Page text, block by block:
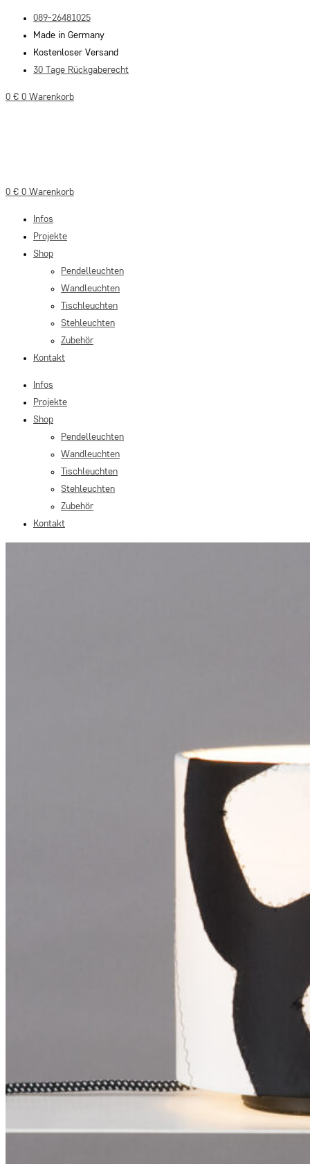
Inhalt
springen
089-26481025
Made in Germany
Kostenloser Versand
30 Tage Rückgaberecht
0 € 0 Warenkorb
0 € 0 Warenkorb
Infos
Projekte
Shop
Pendelleuchten
Wandleuchten
Tischleuchten
Stehleuchten
Zubehör
Kontakt
Infos
Projekte
Shop
Pendelleuchten
Wandleuchten
Tischleuchten
Stehleuchten
Zubehör
Kontakt